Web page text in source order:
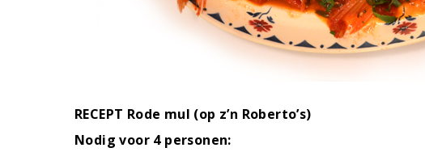
RECEPT Rode mul (op z’n Roberto’s)
Nodig voor 4 personen: